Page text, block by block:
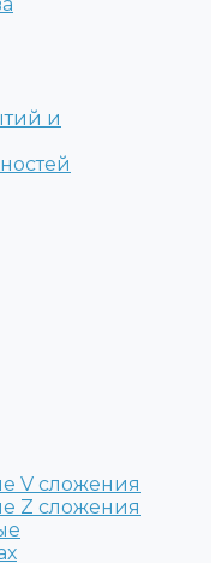
и
V сложения
Z сложения